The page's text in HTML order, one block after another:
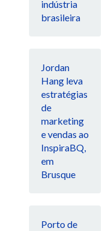
indústria
brasileira
Jordan
Hang leva
estratégias
de
marketing
e vendas ao
InspiraBQ,
em
Brusque
Porto de